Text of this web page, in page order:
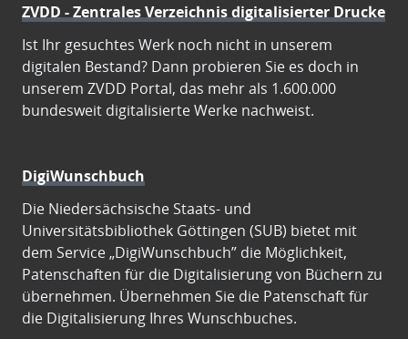
ZVDD - Zentrales Verzeichnis digitalisierter Drucke
Ist Ihr gesuchtes Werk noch nicht in unserem
digitalen Bestand? Dann probieren Sie es doch in
unserem ZVDD Portal, das mehr als 1.600.000
bundesweit digitalisierte Werke nachweist.
DigiWunschbuch
Die Niedersächsische Staats- und
Universitätsbibliothek Göttingen (SUB) bietet mit
dem Service „DigiWunschbuch” die Möglichkeit,
Patenschaften für die Digitalisierung von Büchern zu
übernehmen. Übernehmen Sie die Patenschaft für
die Digitalisierung Ihres Wunschbuches.